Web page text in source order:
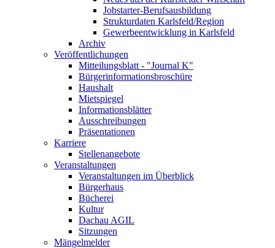
Jobstarter-Berufsausbildung
Strukturdaten Karlsfeld/Region
Gewerbeentwicklung in Karlsfeld
Archiv
Veröffentlichungen
Mitteilungsblatt - "Journal K"
Bürgerinformationsbroschüre
Haushalt
Mietspiegel
Informationsblätter
Ausschreibungen
Präsentationen
Karriere
Stellenangebote
Veranstaltungen
Veranstaltungen im Überblick
Bürgerhaus
Bücherei
Kultur
Dachau AGIL
Sitzungen
Mängelmelder